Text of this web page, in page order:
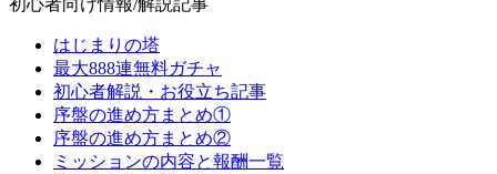
初心者向け情報/解説記事
はじまりの塔
最大888連無料ガチャ
初心者解説・お役立ち記事
序盤の進め方まとめ①
序盤の進め方まとめ②
ミッションの内容と報酬一覧